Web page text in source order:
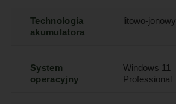
Technologia
akumulatora
litowo-jonowy
System
operacyjny
Windows 11
Professional